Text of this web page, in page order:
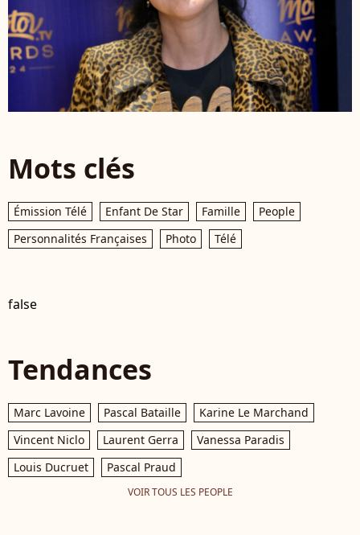
Mots clés
Émission Télé Enfant De Star Famille
People
Personnalités Françaises
Photo Télé
false
Tendances
Marc Lavoine Pascal Bataille
Karine Le Marchand
Vincent Niclo
Laurent Gerra
Vanessa Paradis
Louis Ducruet
Pascal Praud
VOIR TOUS LES PEOPLE